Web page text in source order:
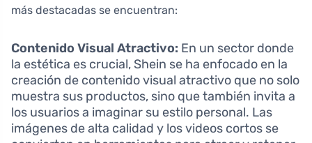
más destacadas se encuentran:
Contenido Visual Atractivo: En un sector donde
la estética es crucial, Shein se ha enfocado en la
creación de contenido visual atractivo que no solo
muestra sus productos, sino que también invita a
los usuarios a imaginar su estilo personal. Las
imágenes de alta calidad y los videos cortos se